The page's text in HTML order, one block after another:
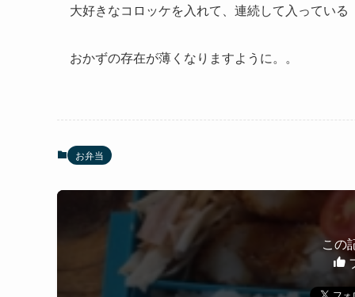
大好きなコロッケを入れて、連続して入っている
おかずの存在が薄くなりますように。。
お弁当
この